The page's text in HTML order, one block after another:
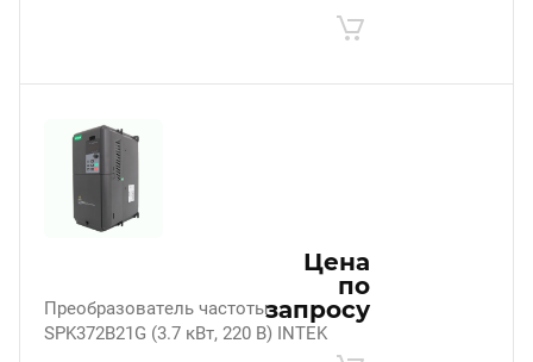
Преобразователь частоты
SPK372B21G (3.7 кВт, 220 В) INTEK
Цена
по
запросу